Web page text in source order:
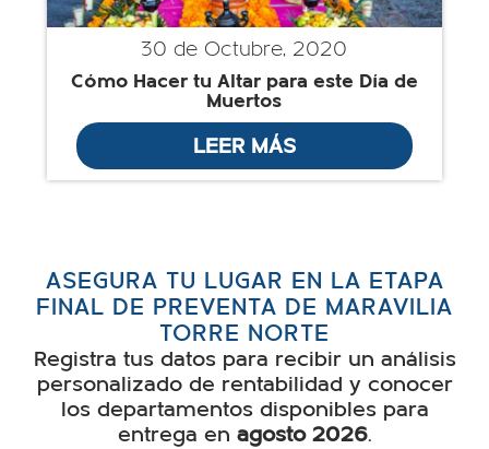
30 de Octubre, 2020
Cómo Hacer tu Altar para este Día de
Muertos
LEER MÁS
ASEGURA TU LUGAR EN LA ETAPA
FINAL DE PREVENTA DE MARAVILIA
TORRE NORTE
Registra tus datos para recibir un análisis
personalizado de rentabilidad y conocer
los departamentos disponibles para
entrega en agosto 2026.